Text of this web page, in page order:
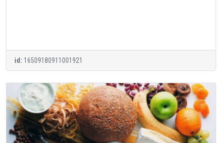
id: 16509180911001921